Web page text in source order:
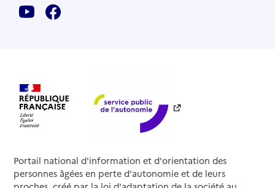
Portail national d'information et d'orientation des
personnes âgées en perte d'autonomie et de leurs